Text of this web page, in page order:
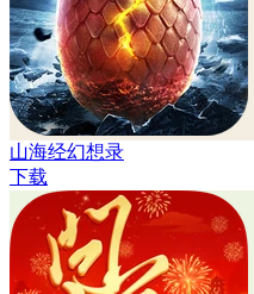
山海经幻想录
下载